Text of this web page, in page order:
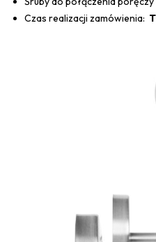
Czas realizacji zamówienia: